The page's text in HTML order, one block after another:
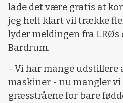
lade det være gratis at
jeg helt klart vil trække
lyder meldingen fra LRØs
Bardrum.
- Vi har mange udstillere
maskiner - nu mangler vi
græsstråene for bare